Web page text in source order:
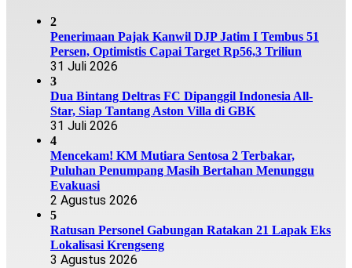
2
Penerimaan Pajak Kanwil DJP Jatim I Tembus 51
Persen, Optimistis Capai Target Rp56,3 Triliun
31 Juli 2026
3
Dua Bintang Deltras FC Dipanggil Indonesia All-
Star, Siap Tantang Aston Villa di GBK
31 Juli 2026
4
Mencekam! KM Mutiara Sentosa 2 Terbakar,
Puluhan Penumpang Masih Bertahan Menunggu
Evakuasi
2 Agustus 2026
5
Ratusan Personel Gabungan Ratakan 21 Lapak Eks
Lokalisasi Krengseng
3 Agustus 2026